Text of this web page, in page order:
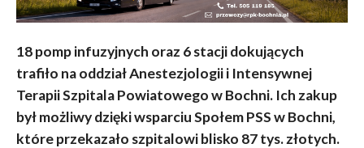
18 pomp infuzyjnych oraz 6 stacji dokujących
trafiło na oddział Anestezjologii i Intensywnej
Terapii Szpitala Powiatowego w Bochni. Ich zakup
był możliwy dzięki wsparciu Społem PSS w Bochni,
które przekazało szpitalowi blisko 87 tys. złotych.